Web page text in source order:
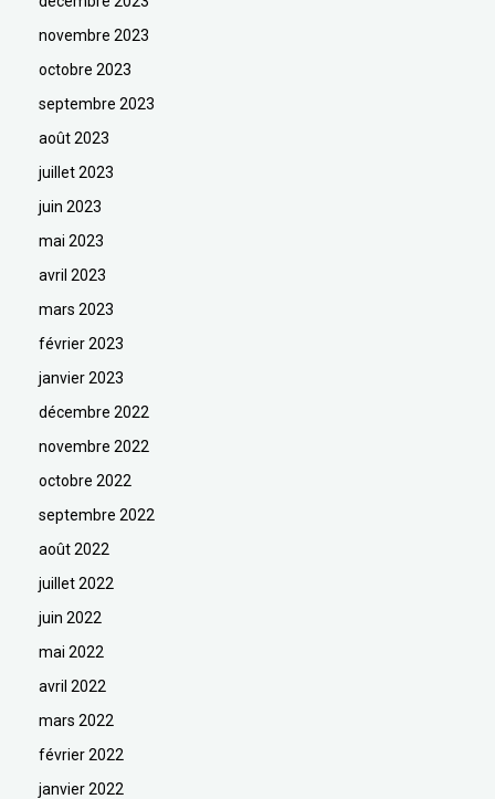
novembre 2023
octobre 2023
septembre 2023
août 2023
juillet 2023
juin 2023
mai 2023
avril 2023
mars 2023
février 2023
janvier 2023
décembre 2022
novembre 2022
octobre 2022
septembre 2022
août 2022
juillet 2022
juin 2022
mai 2022
avril 2022
mars 2022
février 2022
janvier 2022